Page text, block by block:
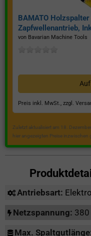
BAMATO
Zapfwellenantrieb,
Spaltkraft 22 Tonnen*
von Bavarian Machine Tools
Preis inkl. MwSt., zzgl.
Zuletzt aktualisiert am 18.
hier angezeigten Preise
Antriebsart:
Netzspannung: 380
Max.